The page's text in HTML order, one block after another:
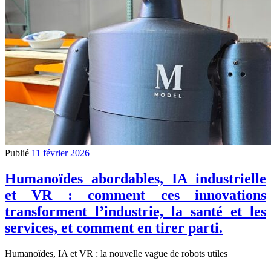
Publié 11 février 2026
Humanoïdes abordables, IA industrielle
et VR : comment ces innovations
transforment l’industrie, la santé et les
services, et comment en tirer parti.
Humanoïdes, IA et VR : la nouvelle vague de robots utiles